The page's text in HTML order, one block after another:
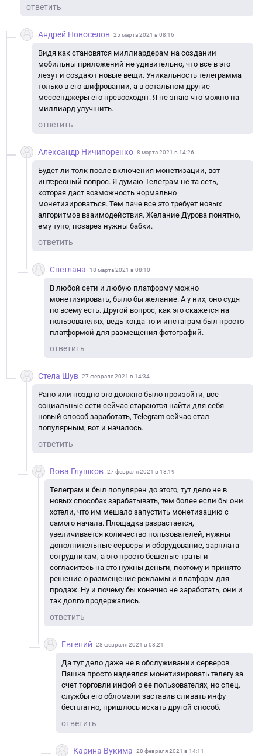
ответить
Андрей Новоселов 25 марта 2021 в 08:16
Видя как становятся миллиардерам на создании
мобильны приложений не удивительно, что все в это
лезут и создают новые вещи. Уникальность телеграмма
только в его шифровании, а в остальном другие
мессенджеры его превосходят. Я не знаю что можно на
миллиард улучшить.
ответить
Александр Ничипоренко 8 марта 2021 в 14:26
Будет ли толк после включения монетизации, вот
интересный вопрос. Я думаю Телеграм не та сеть,
которая даст возможность нормально
монетизироваться. Тем паче все это требует новых
алгоритмов взаимодействия. Желание Дурова понятно,
ему тупо, позарез нужны бабки.
ответить
Светлана 18 марта 2021 в 08:10
В любой сети и любую платформу можно
монетизировать, было бы желание. А у них, оно судя
по всему есть. Другой вопрос, как это скажется на
пользователях, ведь когда-то и инстаграм был просто
платформой для размещения фотографий.
ответить
Стела Шув 27 февраля 2021 в 14:34
Рано или поздно это должно было произойти, все
социальные сети сейчас стараются найти для себя
новый способ заработать, Telegram сейчас стал
популярным, вот и началось.
ответить
Вова Глушков 27 февраля 2021 в 18:19
Телеграм и был популярен до этого, тут дело не в
новых способах зарабатывать, тем более если бы они
хотели, что им мешало запустить монетизацию с
самого начала. Площадка разрастается,
увеличивается количество пользователей, нужны
дополнительные серверы и оборудование, зарплата
сотрудникам, а это просто бешеные траты и
согласитесь на это нужны деньги, поэтому и принято
решение о размещение рекламы и платформ для
продаж. Ну и почему бы конечно не заработать, они и
так долго продержались.
ответить
Евгений 28 февраля 2021 в 08:21
Да тут дело даже не в обслуживании серверов.
Пашка просто надеялся монетизировать телегу за
счет торговли инфой о ее пользователях, но спец.
службы его обломали заставив сливать инфу
бесплатно, пришлось искать другой способ.
ответить
Карина Вукима 28 февраля 2021 в 14:11